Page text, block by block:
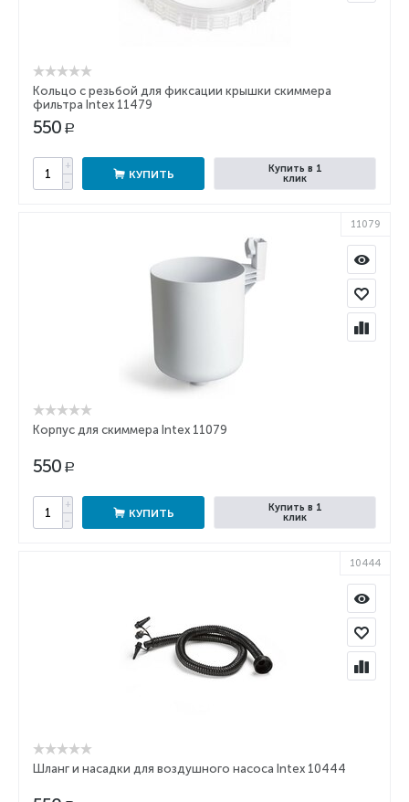
Кольцо с резьбой для фиксации крышки скиммера
фильтра Intex 11479
550 Р
+
−
КУПИТЬ
Купить в 1
клик
11079
Корпус для скиммера Intex 11079
550 Р
+
−
КУПИТЬ
Купить в 1
клик
10444
Шланг и насадки для воздушного насоса Intex 10444